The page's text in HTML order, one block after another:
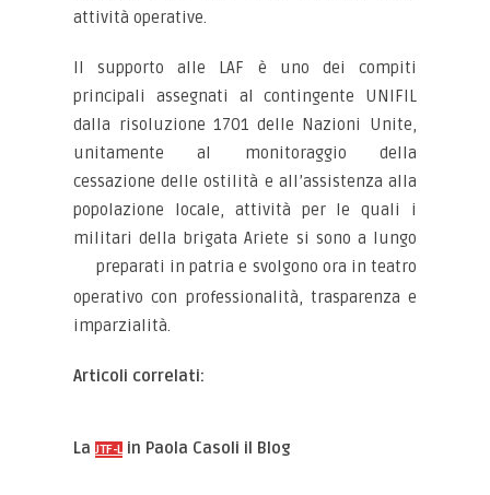
attività operative.
Il supporto alle LAF è uno dei compiti
principali assegnati al contingente UNIFIL
dalla risoluzione 1701 delle Nazioni Unite,
unitamente al monitoraggio della
cessazione delle ostilità e all’assistenza alla
popolazione locale, attività per le quali i
militari della brigata Ariete si sono a lungo
preparati in patria e svolgono ora in teatro
operativo con professionalità, trasparenza e
imparzialità.
Articoli correlati:
LaJTF-L in Paola Casoli il Blog